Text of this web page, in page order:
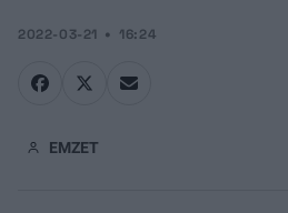
2022-03-21 16:24
EMZET